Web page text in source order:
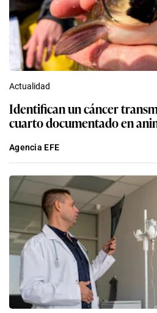
Actualidad
Identifican un cáncer
cuarto documentado en
Agencia EFE